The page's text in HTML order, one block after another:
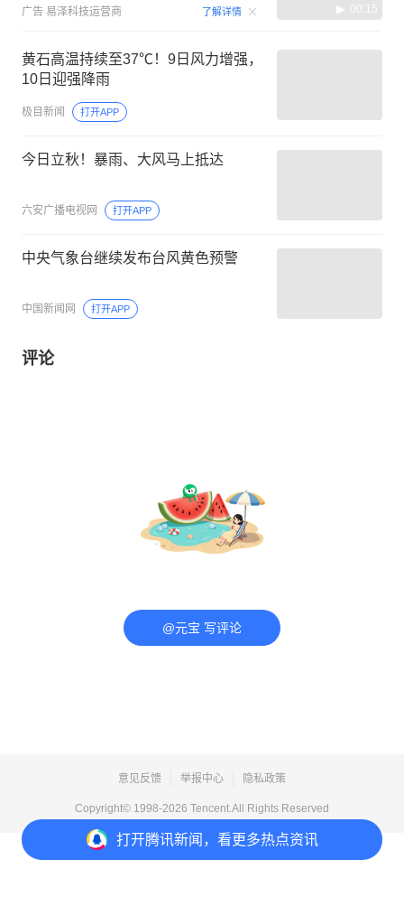
打开腾讯新闻，看更多热点资讯
广告 易泽科技运营商 了解详情 00:15
黄石高温持续至37℃！9日风力增强，
10日迎强降雨
极目新闻 打开APP
今日立秋！暴雨、大风马上抵达
六安广播电视网 打开APP
中央气象台继续发布台风黄色预警
中国新闻网 打开APP
评论
@元宝 写评论
意见反馈 举报中心 隐私政策
Copyright© 1998-2026 Tencent.All Rights Reserved